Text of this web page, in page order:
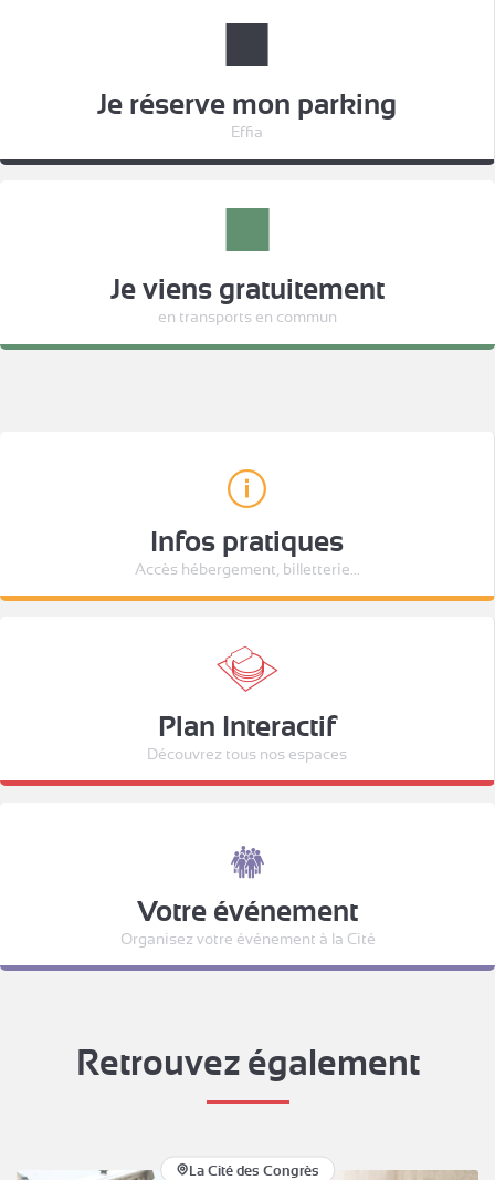
Je réserve mon parking
Effia
Je viens gratuitement
en transports en commun
Infos pratiques
Accès hébergement, billetterie...
Plan Interactif
Découvrez tous nos espaces
Votre événement
Organisez votre événement à la Cité
Retrouvez également
La Cité des Congrès